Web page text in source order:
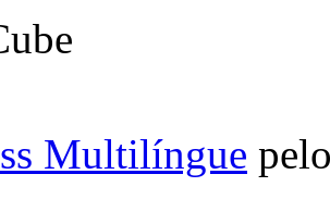
Multilíngue